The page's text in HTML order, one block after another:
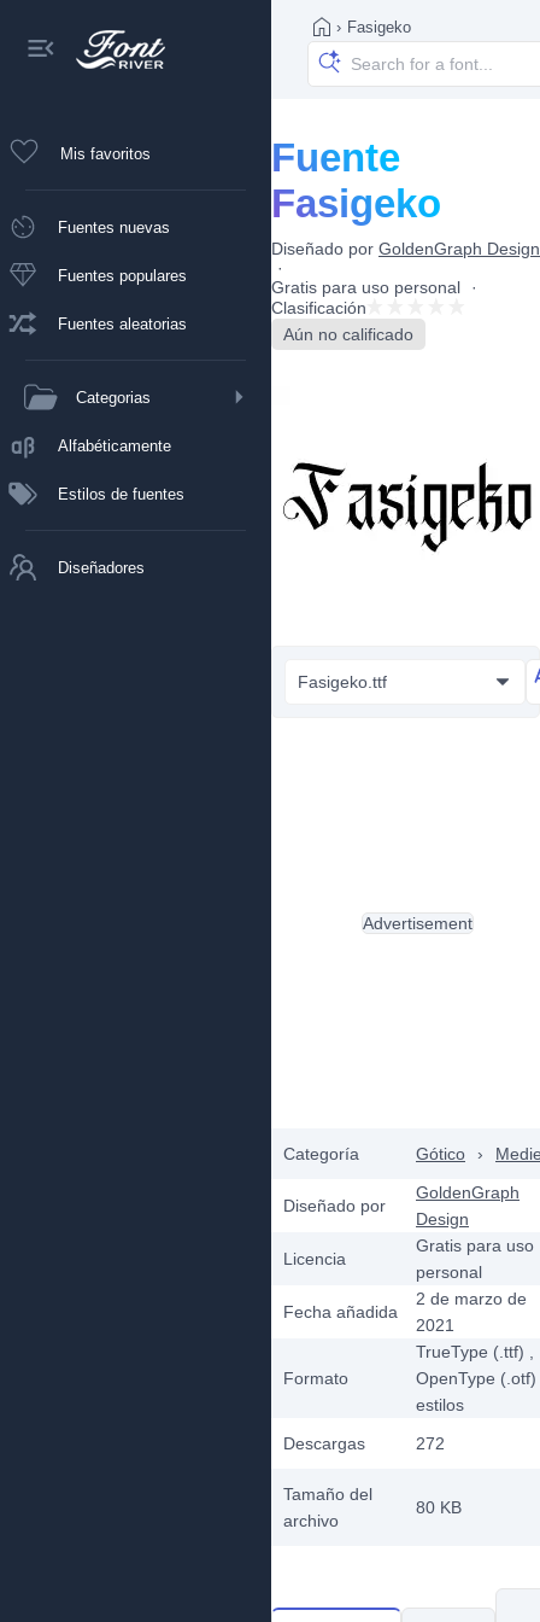
Mis favoritos
Fuentes nuevas
Fuentes populares
Fuentes aleatorias
Categorias
Alfabéticamente
Estilos de fuentes
Diseñadores
› Fasigeko
Fuente
Fasigeko
Diseñado por GoldenGraph Design
Gratis para uso personal
Clasificación
Aún no calificado
Fasigeko.ttf
Categoría Gótico ›
Diseñado por
GoldenGraph
Design
Licencia
Gratis para uso
personal
Fecha añadida
2 de marzo de
2021
Formato
TrueType (.ttf)
OpenType (.otf)
estilos
Descargas
272
Tamaño del
archivo
80 KB
Advertisement